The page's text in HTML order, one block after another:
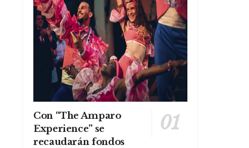
Con “The Amparo
Experience” se
recaudarán fondos